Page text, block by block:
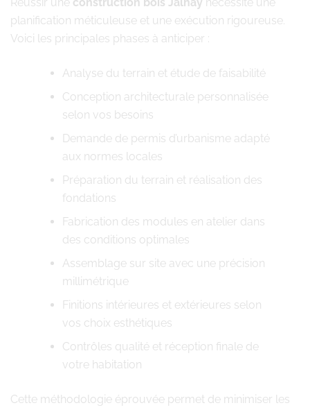
planification méticuleuse et une exécution rigoureuse.
Voici les principales phases à anticiper :
Analyse du terrain et étude de faisabilité
Conception architecturale personnalisée
selon vos besoins
Demande de permis d’urbanisme adapté
aux normes locales
Préparation du terrain et réalisation des
fondations
Fabrication des modules en atelier dans
des conditions optimales
Assemblage sur site avec une précision
millimétrique
Finitions intérieures et extérieures selon
vos choix esthétiques
Contrôles qualité et réception finale de
votre habitation
Cette méthodologie éprouvée permet de minimiser les